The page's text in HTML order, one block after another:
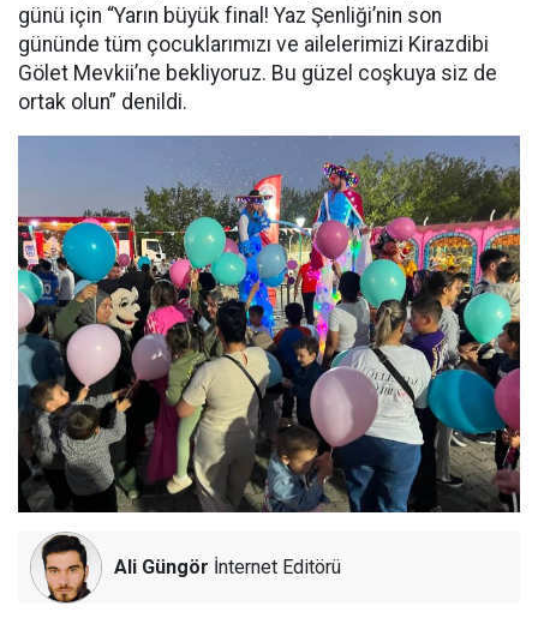
günü için “Yarın büyük final! Yaz Şenliği’nin son
gününde tüm çocuklarımızı ve ailelerimizi Kirazdibi
Gölet Mevkii’ne bekliyoruz. Bu güzel coşkuya siz de
ortak olun” denildi.
Ali Güngör İnternet Editörü